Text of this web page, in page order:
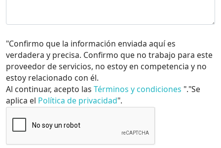
"Confirmo que la información enviada aquí es
verdadera y precisa. Confirmo que no trabajo para este
proveedor de servicios, no estoy en competencia y no
estoy relacionado con él.
Al continuar, acepto las Términos y condiciones "."Se
aplica el Política de privacidad".